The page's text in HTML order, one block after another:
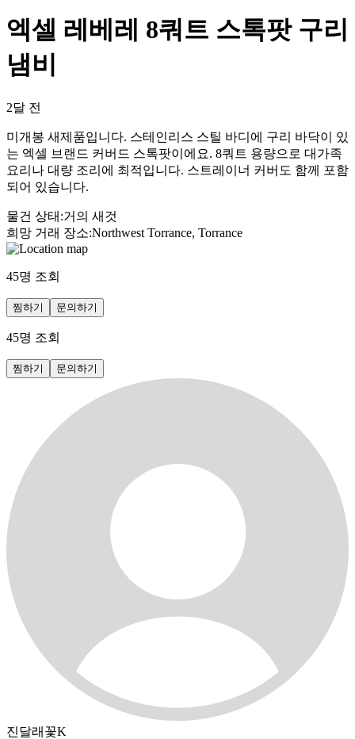
엑셀 레베레 8쿼트 스톡팟 구리
냄비
2달 전
미개봉 새제품입니다. 스테인리스 스틸 바디에 구리 바닥이 있
는 엑셀 브랜드 커버드 스톡팟이에요. 8쿼트 용량으로 대가족
요리나 대량 조리에 최적입니다. 스트레이너 커버도 함께 포함
되어 있습니다.
물건 상태 :거의 새것
희망 거래 장소:Northwest Torrance, Torrance
45명 조회
찜하기 문의하기
45명 조회
찜하기 문의하기
진달래꽃K